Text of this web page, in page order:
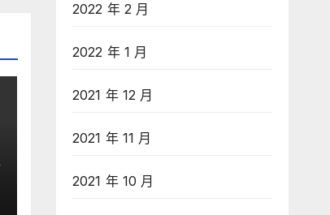
2022 年 2 月
2022 年 1 月
2021 年 12 月
2021 年 11 月
2021 年 10 月